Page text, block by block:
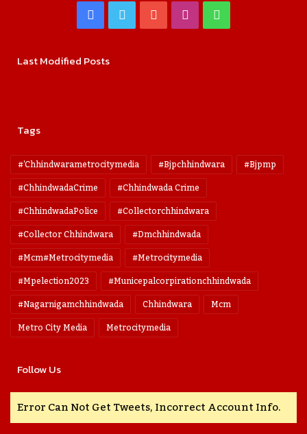
Facebook
Twitter YouTubeInstagram
Last Modified Posts
Tags
#'chhindwarametrocitymedia #bjpchhindwara
#bjpmp
#ChhindwadaCrime
#Chhindwada Crime
#ChhindwadaPolice
#collectorchhindwara
#collector Chhindwara
#dmchhindwada
#mcm#metrocitymedia
#metrocitymedia
#mpelection2023
#municepalcorpirationchhindwada
#nagarnigamchhindwada
Chhindwara
Mcm
Metro City Media
Metrocitymedia
Follow Us
Error Can Not Get Tweets, Incorrect Account Info.